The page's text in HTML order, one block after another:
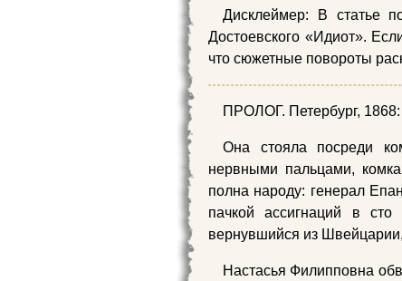
Дисклеймер: В статье
Достоевского «Идиот».
что сюжетные повороты
ПРОЛОГ. Петербург, 1868:
Она стояла посреди
нервными пальцами,
полна народу: генерал
пачкой ассигнаций в
вернувшийся из
Настасья Филипповна